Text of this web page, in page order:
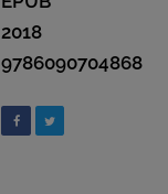
2018
9786090704868